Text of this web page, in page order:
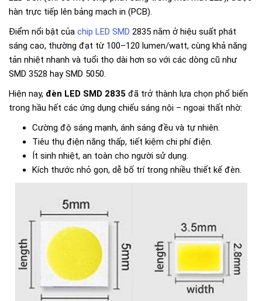
hàn trực tiếp lên bảng mạch in (PCB).
Điểm nổi bật của chip LED SMD 2835 nằm ở hiệu suất phát
sáng cao, thường đạt từ 100–120 lumen/watt, cùng khả năng
tản nhiệt nhanh và tuổi thọ dài hơn so với các dòng cũ như
SMD 3528 hay SMD 5050.
Hiện nay, đèn LED SMD 2835 đã trở thành lựa chọn phổ biến
trong hầu hết các ứng dụng chiếu sáng nội – ngoại thất nhờ:
Cường độ sáng mạnh, ánh sáng đều và tự nhiên.
Tiêu thụ điện năng thấp, tiết kiệm chi phí điện.
Ít sinh nhiệt, an toàn cho người sử dụng.
Kích thước nhỏ gọn, dễ bố trí trong nhiều thiết kế đèn.